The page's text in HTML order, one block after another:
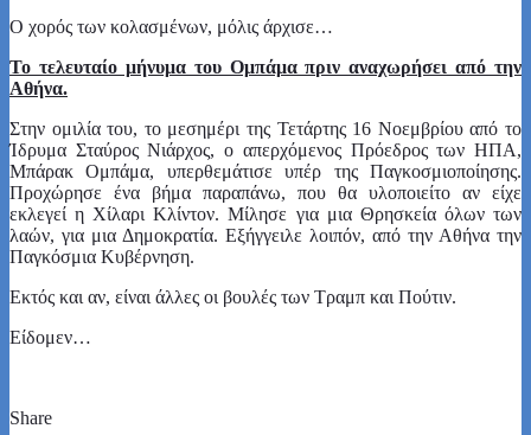
Ο χορός των κολασμένων, μόλις άρχισε…
Το τελευταίο μήνυμα του Ομπάμα πριν αναχωρήσει από την
Αθήνα.
Στην ομιλία του, το μεσημέρι της Τετάρτης 16 Νοεμβρίου από το
Ίδρυμα Σταύρος Νιάρχος, ο απερχόμενος Πρόεδρος των ΗΠΑ,
Μπάρακ Ομπάμα, υπερθεμάτισε υπέρ της Παγκοσμιοποίησης.
Προχώρησε ένα βήμα παραπάνω, που θα υλοποιείτο αν είχε
εκλεγεί η Χίλαρι Κλίντον. Μίλησε για μια Θρησκεία όλων των
λαών, για μια Δημοκρατία. Εξήγγειλε λοιπόν, από την Αθήνα την
Παγκόσμια Κυβέρνηση.
Εκτός και αν, είναι άλλες οι βουλές των Τραμπ και Πούτιν.
Είδομεν…
Share